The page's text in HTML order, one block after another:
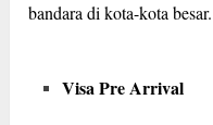
bandara di kota-kota besar.
Visa Pre Arrival